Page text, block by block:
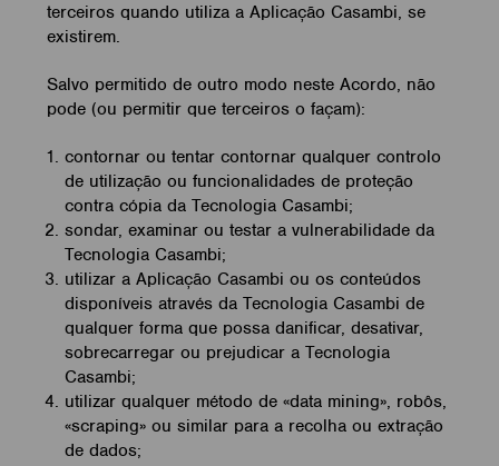
terceiros quando utiliza a Aplicação Casambi, se
existirem.
Salvo permitido de outro modo neste Acordo, não
pode (ou permitir que terceiros o façam):
contornar ou tentar contornar qualquer controlo
de utilização ou funcionalidades de proteção
contra cópia da Tecnologia Casambi;
sondar, examinar ou testar a vulnerabilidade da
Tecnologia Casambi;
utilizar a Aplicação Casambi ou os conteúdos
disponíveis através da Tecnologia Casambi de
qualquer forma que possa danificar, desativar,
sobrecarregar ou prejudicar a Tecnologia
Casambi;
utilizar qualquer método de «data mining», robôs,
«scraping» ou similar para a recolha ou extração
de dados;